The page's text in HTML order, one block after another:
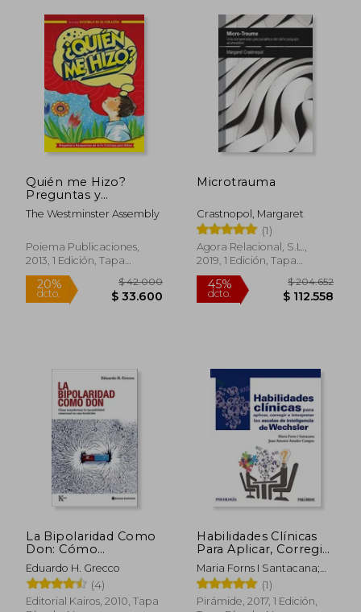
45%
dcto.
$ 182.391
$ 100.315
45%
dcto.
45%
dcto.
$ 139.367
$ 76.652
45%
dcto.
Quién me Hizo?
Preguntas y
Respuestas de la fe
Cristiana Para Niños
The Westminster Assembly
Poiema Publicaciones,
2013, 1 Edición, Tapa
Blanda, Nuevo
Microtrauma
Crastnopol, Margaret
(1)
Agora Relacional, S.L.,
2019, 1 Edición, Tapa
Blanda, Nuevo
La Bipolaridad Como
Don: Cómo
Transformar La
Inestabilidad
Emocional En Una
Bendición
Eduardo H. Grecco
(4)
Editorial Kairos, 2010, Tapa
Habilidades Clínicas
Para Aplicar, Corregir
e Interpretar las
Escalas de
Inteligencia de
Wechsler
Maria Forns I Santacana;
Juan Antonio Amador
Campos
(1)
Pirámide, 2017, 1 Edición,